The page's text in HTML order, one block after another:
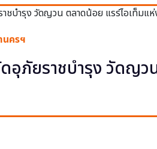
นครฯ
ดอุภัยราชบำรุง วัดญ